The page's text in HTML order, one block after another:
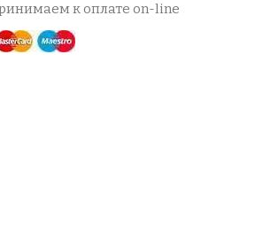
к оплате on-line